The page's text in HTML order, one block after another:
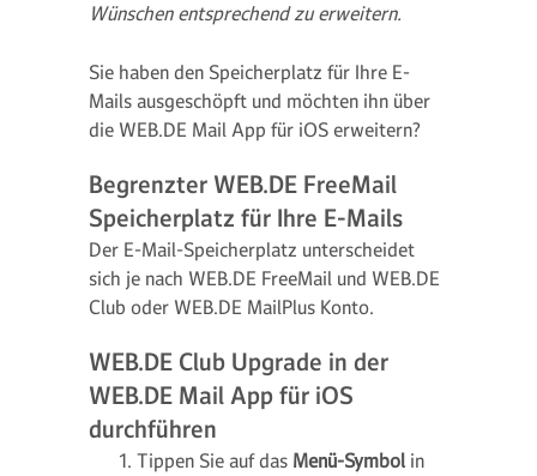
Wünschen entsprechend zu erweitern.
Sie haben den Speicherplatz für Ihre E-
Mails ausgeschöpft und möchten ihn über
die WEB.DE Mail App für iOS erweitern?
Begrenzter WEB.DE FreeMail
Speicherplatz für Ihre E-Mails
Der E-Mail-Speicherplatz unterscheidet
sich je nach WEB.DE FreeMail und WEB.DE
Club oder WEB.DE MailPlus Konto.
WEB.DE Club Upgrade in der
WEB.DE Mail App für iOS
durchführen
Tippen Sie auf das Menü-Symbol in